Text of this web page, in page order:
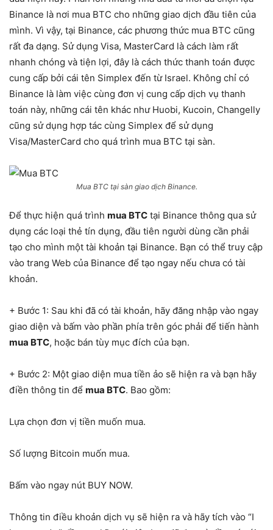
Binance là nơi mua BTC cho những giao dịch đầu tiên của
mình. Vì vậy, tại Binance, các phương thức mua BTC cũng
rất đa dạng. Sử dụng Visa, MasterCard là cách làm rất
nhanh chóng và tiện lợi, đây là cách thức thanh toán được
cung cấp bởi cái tên Simplex đến từ Israel. Không chỉ có
Binance là làm việc cùng đơn vị cung cấp dịch vụ thanh
toán này, những cái tên khác như Huobi, Kucoin, Changelly
cũng sử dụng hợp tác cùng Simplex để sử dụng
Visa/MasterCard cho quá trình mua BTC tại sàn.
Mua BTC tại sàn giao dịch Binance.
Để thực hiện quá trình mua BTC tại Binance thông qua sử
dụng các loại thẻ tín dụng, đầu tiên người dùng cần phải
tạo cho mình một tài khoản tại Binance. Bạn có thể truy cập
vào trang Web của Binance để tạo ngay nếu chưa có tài
khoản.
+ Bước 1: Sau khi đã có tài khoản, hãy đăng nhập vào ngay
giao diện và bấm vào phần phía trên góc phải để tiến hành
mua BTC, hoặc bán tùy mục đích của bạn.
+ Bước 2: Một giao diện mua tiền ảo sẽ hiện ra và bạn hãy
điền thông tin để mua BTC. Bao gồm:
Lựa chọn đơn vị tiền muốn mua.
Số lượng Bitcoin muốn mua.
Bấm vào ngay nút BUY NOW.
Thông tin điều khoản dịch vụ sẽ hiện ra và hãy tích vào “I